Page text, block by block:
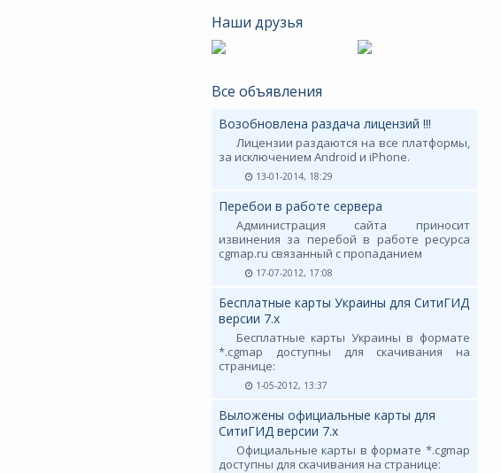
Наши друзья
Все объявления
Возобновлена раздача лицензий !!!
Лицензии раздаются на все платформы,
за исключением Android и iPhone.
13-01-2014, 18:29
Перебои в работе сервера
Администрация сайта приносит
извинения за перебой в работе ресурса
cgmap.ru связанный с пропаданием
17-07-2012, 17:08
Бесплатные карты Украины для СитиГИД
версии 7.х
Бесплатные карты Украины в формате
*.cgmap доступны для скачивания на
странице:
1-05-2012, 13:37
Выложены официальные карты для
СитиГИД версии 7.х
Официальные карты в формате *.cgmap
доступны для скачивания на странице: